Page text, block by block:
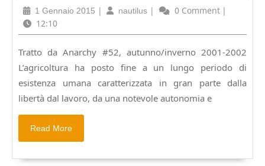
Nessuna
via
d’uscita?
1 Gennaio 2015
2015
| nautilus nautilus
| 0 Comment |
12:10
Tratto da Anarchy #52, autunno/inverno 2001-2002
L’agricoltura ha posto fine a un lungo periodo di
esistenza umana caratterizzata in gran parte dalla
libertà dal lavoro, da una notevole autonomia e
Read More